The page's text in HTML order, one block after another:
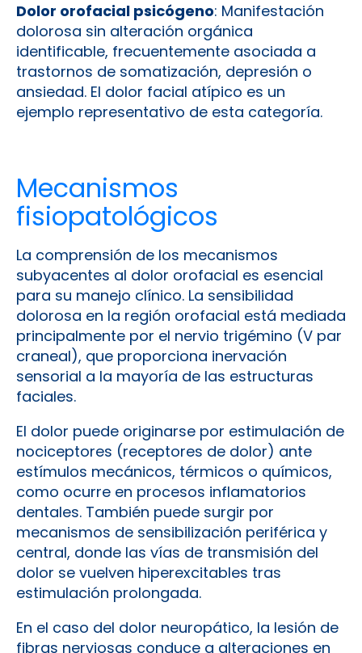
Dolor orofacial psicógeno: Manifestación
dolorosa sin alteración orgánica
identificable, frecuentemente asociada a
trastornos de somatización, depresión o
ansiedad. El dolor facial atípico es un
ejemplo representativo de esta categoría.
Mecanismos
fisiopatológicos
La comprensión de los mecanismos
subyacentes al dolor orofacial es esencial
para su manejo clínico. La sensibilidad
dolorosa en la región orofacial está mediada
principalmente por el nervio trigémino (V par
craneal), que proporciona inervación
sensorial a la mayoría de las estructuras
faciales.
El dolor puede originarse por estimulación de
nociceptores (receptores de dolor) ante
estímulos mecánicos, térmicos o químicos,
como ocurre en procesos inflamatorios
dentales. También puede surgir por
mecanismos de sensibilización periférica y
central, donde las vías de transmisión del
dolor se vuelven hiperexcitables tras
estimulación prolongada.
En el caso del dolor neuropático, la lesión de
fibras nerviosas conduce a alteraciones en